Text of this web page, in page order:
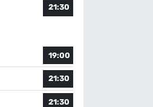
21:30
19:00
21:30
21:30